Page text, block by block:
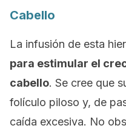
Cabello
La infusión de esta
para estimular el
cabello. Se cree que
folículo piloso y, de
caída excesiva. No